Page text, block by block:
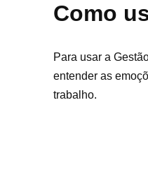
Como
Para usar a
entender as
trabalho.